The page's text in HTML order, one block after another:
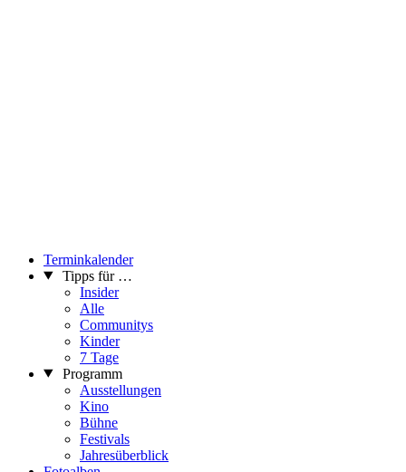
Terminkalender
Tipps für …
Insider
Alle
Communitys
Kinder
7 Tage
Programm
Ausstellungen
Kino
Bühne
Festivals
Jahresüberblick